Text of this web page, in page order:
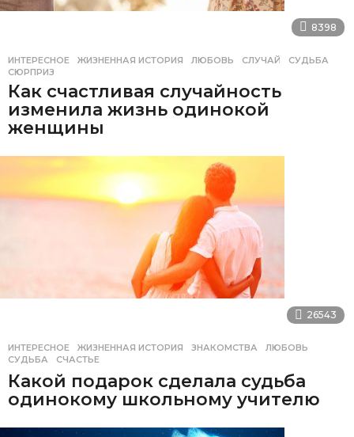
8398
ИНТЕРЕСНОЕ ЖИЗНЕННАЯ ИСТОРИЯ ,ЛЮБОВЬ ,СЛУЧАЙ ,СУДЬБА
СЮРПРИЗ
Как счастливая случайность
изменила жизнь одинокой
женщины
26543
ИНТЕРЕСНОЕ ЖИЗНЕННАЯ ИСТОРИЯ ,ЗНАКОМСТВА ,ЛЮБОВЬ
СУДЬБА
,СЧАСТЬЕ
Какой подарок сделала судьба
одинокому школьному учителю